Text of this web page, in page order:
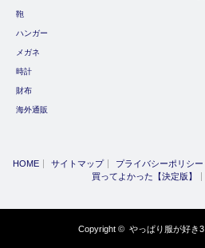
鞄
ハンガー
メガネ
時計
財布
海外通販
HOME サイトマップ プライバシーポリシー
買ってよかった【決定版】
Copyright © やっぱり服が好き3